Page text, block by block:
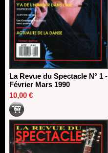
La Revue du Spectacle N° 1 -
Février Mars 1990
10,00 €